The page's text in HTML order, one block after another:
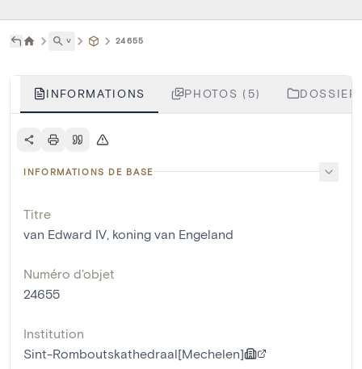
˅ 24655
INFORMATIONS PHOTOS (5)
INFORMATIONS DE BASE
Titre
van Edward IV, koning van Engeland
Numéro d'objet
24655
Institution
Sint-Romboutskathedraal[Mechelen]